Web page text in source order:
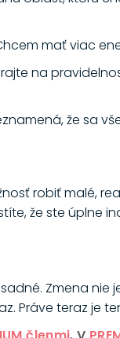
mať viac
na
že sa
robiť malé,
že ste úplne
Zmena nie
Práve teraz je